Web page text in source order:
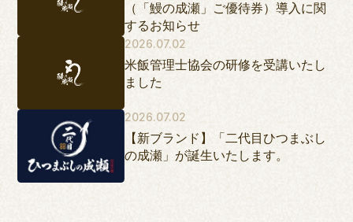
（「鰻の成瀬」ご優待券）導入に関
するお知らせ
2026.07.02
米飯管理士協会の研修を受講いたし
ました
2026.07.02
【新ブランド】「二代目ひつまぶし
の成瀬」が誕生いたします。